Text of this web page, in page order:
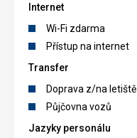
Internet
Wi-Fi zdarma
Přístup na internet
Transfer
Doprava z/na letiště
Půjčovna vozů
Jazyky personálu